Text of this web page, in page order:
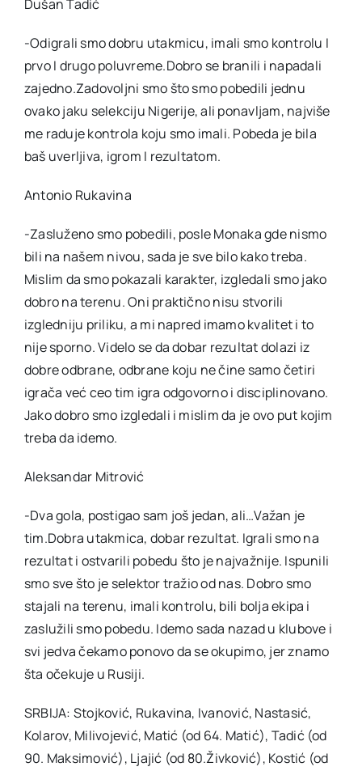
Dušan Tadić
-Odigrali smo dobru utakmicu, imali smo kontrolu I
prvo I drugo poluvreme.Dobro se branili i napadali
zajedno.Zadovoljni smo što smo pobedili jednu
ovako jaku selekciju Nigerije, ali ponavljam, najviše
me raduje kontrola koju smo imali. Pobeda je bila
baš uverljiva, igrom I rezultatom.
Antonio Rukavina
-Zasluženo smo pobedili, posle Monaka gde nismo
bili na našem nivou, sada je sve bilo kako treba.
Mislim da smo pokazali karakter, izgledali smo jako
dobro na terenu. Oni praktično nisu stvorili
izgledniju priliku, a mi napred imamo kvalitet i to
nije sporno. Videlo se da dobar rezultat dolazi iz
dobre odbrane, odbrane koju ne čine samo četiri
igrača već ceo tim igra odgovorno i disciplinovano.
Jako dobro smo izgledali i mislim da je ovo put kojim
treba da idemo.
Aleksandar Mitrović
-Dva gola, postigao sam još jedan, ali…Važan je
tim.Dobra utakmica, dobar rezultat. Igrali smo na
rezultat i ostvarili pobedu što je najvažnije. Ispunili
smo sve što je selektor tražio od nas. Dobro smo
stajali na terenu, imali kontrolu, bili bolja ekipa i
zaslužili smo pobedu. Idemo sada nazad u klubove i
svi jedva čekamo ponovo da se okupimo, jer znamo
šta očekuje u Rusiji.
SRBIJA: Stojković, Rukavina, Ivanović, Nastasić,
Kolarov, Milivojević, Matić (od 64. Matić), Tadić (od
90. Maksimović), Ljajić (od 80.Živković), Kostić (od